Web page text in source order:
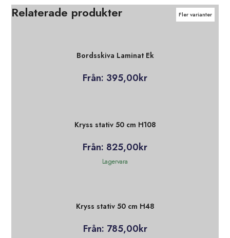
Relaterade produkter Fler varianter
Bordsskiva Laminat Ek
Från: 395,00kr
Fler varianter
Kryss stativ 50 cm H108
Från: 825,00kr
Lagervara
Fler varianter
Kryss stativ 50 cm H48
Från: 785,00kr
Fler varianter
Fler varianter
Fler varianter
Fler varianter